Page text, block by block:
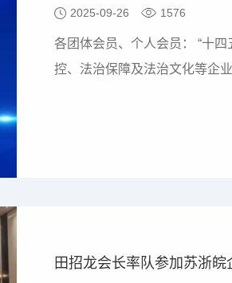
2025-09-26 1576
各团体会员、个人会员： “十四五”以来，协会广大会员在企业法务管理、合规管理、风险管
控、法治保障及法治文化等企
田招龙会长率队参加苏浙